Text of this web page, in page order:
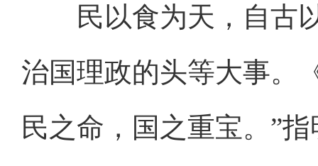
民以食为天，自古以
治国理政的头等大事。
民之命，国之重宝。”